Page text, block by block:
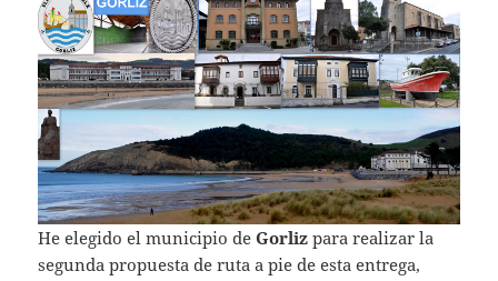
He elegido el municipio deGorliz para realizar la
segunda propuesta de ruta a pie de esta entrega,